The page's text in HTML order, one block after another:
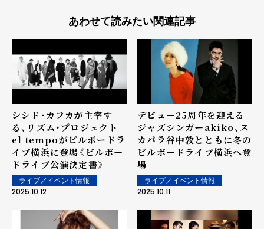
あわせて読みたい関連記事
シシド・カフカが主宰す
る、リズム・プロジェクト
el tempoがビルボードラ
イブ横浜に登場《ビルボー
ドライブ公演決定書》
ライブ／イベント情報
2025.10.12
デビュー25周年を迎える
ジャズシンガーakiko、ス
カパラ谷中敦とともに冬の
ビルボードライブ横浜へ登
場
ライブ／イベント情報
2025.10.11